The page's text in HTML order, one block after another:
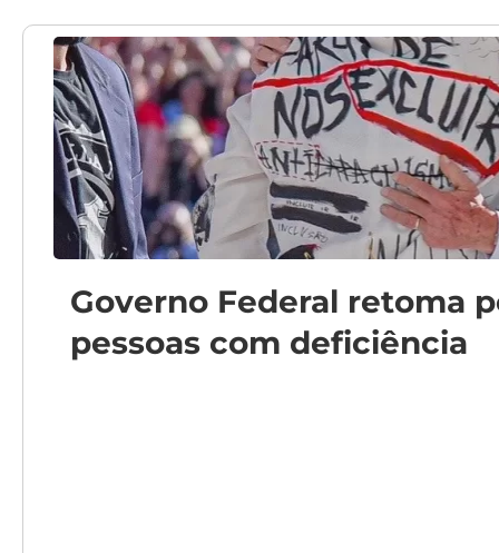
Governo Federal retoma
pessoas com deficiência